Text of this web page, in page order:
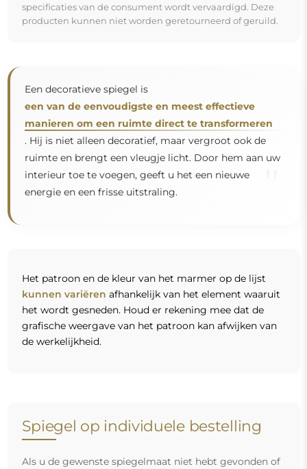
specificaties van de consument wordt vervaardigd. Deze
producten kunnen niet worden geretourneerd of geruild.
Een decoratieve spiegel is
een van de eenvoudigste en meest effectieve
manieren om een ruimte direct te transformeren
. Hij is niet alleen decoratief, maar vergroot ook de
ruimte en brengt een vleugje licht. Door hem aan uw
interieur toe te voegen, geeft u het een nieuwe
energie en een frisse uitstraling.
Het patroon en de kleur van het marmer op de lijst
kunnen variëren afhankelijk van het element waaruit
het wordt gesneden. Houd er rekening mee dat de
grafische weergave van het patroon kan afwijken van
de werkelijkheid.
Spiegel op individuele bestelling
Als u de gewenste spiegelmaat niet hebt gevonden of